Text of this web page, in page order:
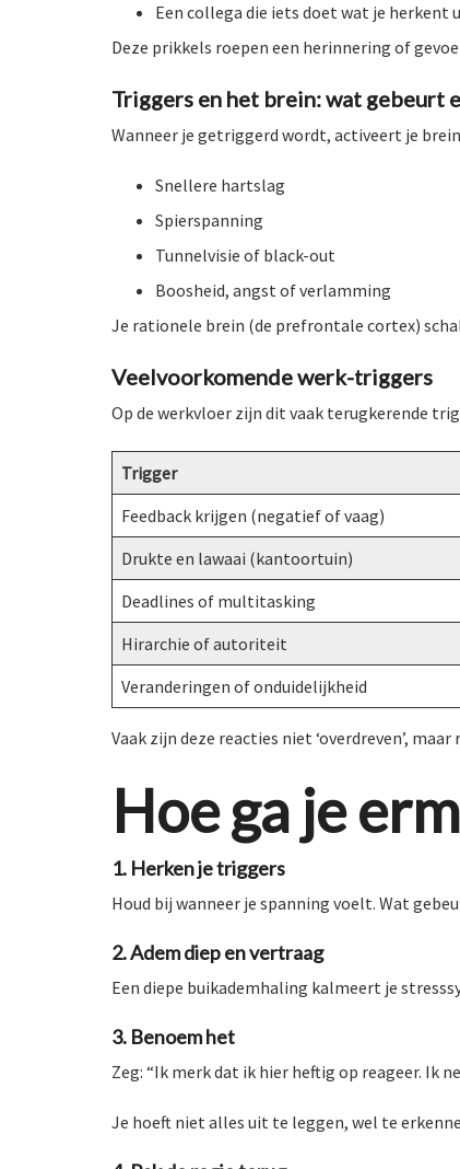
Een collega die iets doet wat je herkent
Deze prikkels roepen een herinnering of
Triggers en het brein: wat gebeurt
Wanneer je getriggerd wordt, activeert je
Snellere hartslag
Spierspanning
Tunnelvisie of black-out
Boosheid, angst of verlamming
Je rationele brein (de prefrontale cortex)
Veelvoorkomende werk-triggers
Op de werkvloer zijn dit vaak terugkerende
Trigger
Feedback krijgen (negatief of vaag)
Drukte en lawaai (kantoortuin)
Deadlines of multitasking
Hirarchie of autoriteit
Veranderingen of onduidelijkheid
Vaak zijn deze reacties niet ‘overdreven’,
Hoe ga je
1. Herken je triggers
Houd bij wanneer je spanning voelt. Wat
2. Adem diep en vertraag
Een diepe buikademhaling kalmeert je
3. Benoem het
Zeg: “Ik merk dat ik hier heftig op reageer. Ik
Je hoeft niet alles uit te leggen, wel te